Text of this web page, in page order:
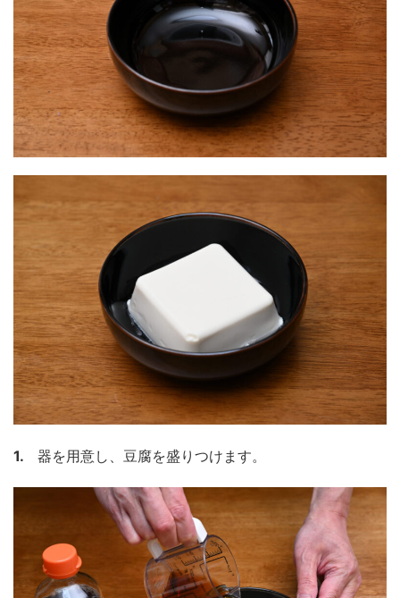
1. 器を用意し、豆腐を盛りつけます。